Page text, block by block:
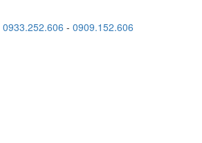
0933.252.606 - 0909.152.606